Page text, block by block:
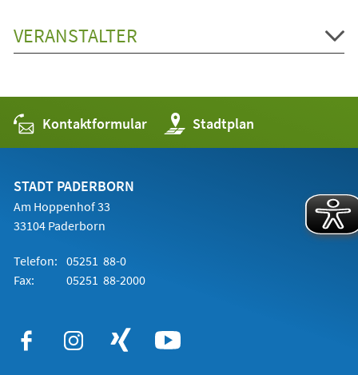
VERANSTALTER
Kontaktformular Stadtplan
(Öffnet
in
einem
STADT PADERBORN
Am Hoppenhof 33
33104 Paderborn
Telefon: 05251 88-0
Fax:
05251 88-2000